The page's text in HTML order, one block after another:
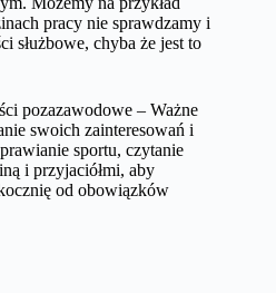
pracy nie sprawdzamy i
służbowe, chyba że jest to
pozazawodowe – Ważne
swoich zainteresowań i
sportu, czytanie
i przyjaciółmi, aby
od obowiązków